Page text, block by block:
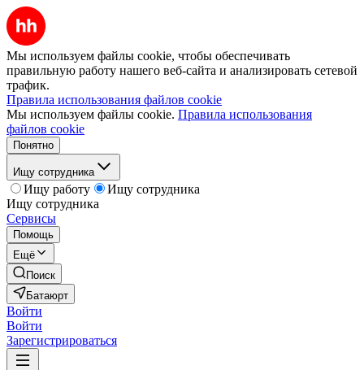
Мы используем файлы cookie, чтобы обеспечивать
правильную работу нашего веб-сайта и анализировать сетевой
трафик.
Правила использования файлов cookie
Мы используем файлы cookie. Правила использования
файлов cookie
Понятно
Ищу сотрудника
Ищу работу
Ищу сотрудника
Ищу сотрудника
Сервисы
Помощь
Ещё
Поиск
Батаюрт
Войти
Войти
Зарегистрироваться